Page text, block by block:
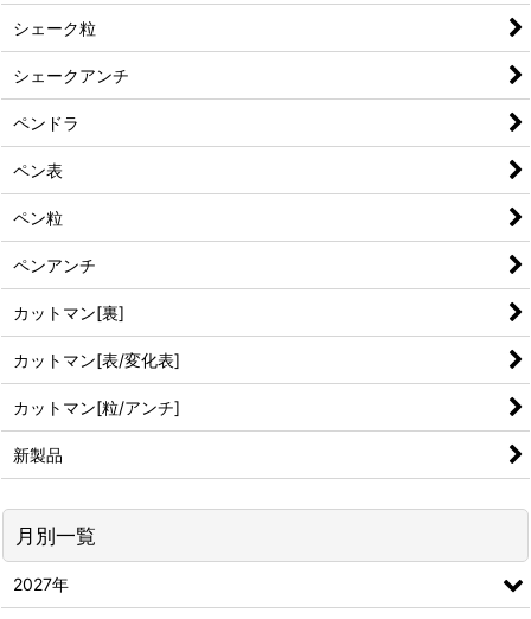
シェーク粒
シェークアンチ
ペンドラ
ペン表
ペン粒
ペンアンチ
カットマン[裏]
カットマン[表/変化表]
カットマン[粒/アンチ]
新製品
月別一覧
2027年